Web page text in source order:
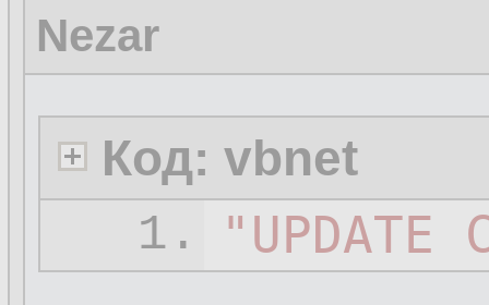
Nezar
Код: vbnet
1.